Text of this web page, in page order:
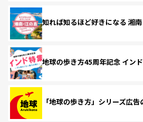
知れば知るほど好きになる 湘
地球の歩き方45周年記念 イン
「地球の歩き方」シリーズ広告